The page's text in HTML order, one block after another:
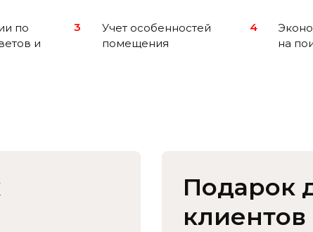
по
и
3
Учет особенностей
помещения
4
на
Подарок
клиентов